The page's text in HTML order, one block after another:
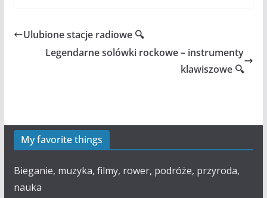
Ulubione stacje radiowe 🔍
Legendarne solówki rockowe – instrumenty
klawiszowe 🔍
My favorite things
Bieganie, muzyka, filmy, rower, podróże, przyroda,
nauka